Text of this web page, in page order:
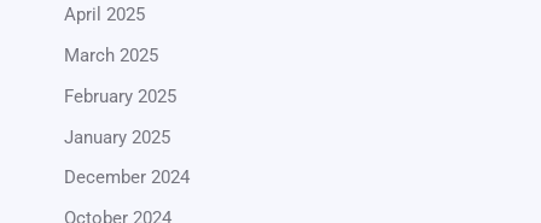
April 2025
March 2025
February 2025
January 2025
December 2024
October 2024